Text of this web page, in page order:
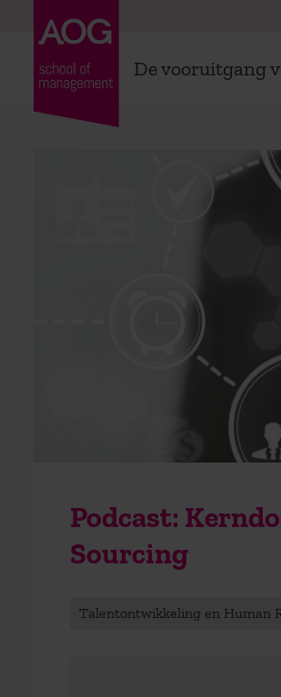
De vooruitgang
Podcast:
Sourcing
Talentontwikkeling en Human